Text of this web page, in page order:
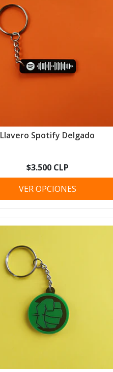
Llavero Spotify Delgado
$3.500 CLP
VER OPCIONES